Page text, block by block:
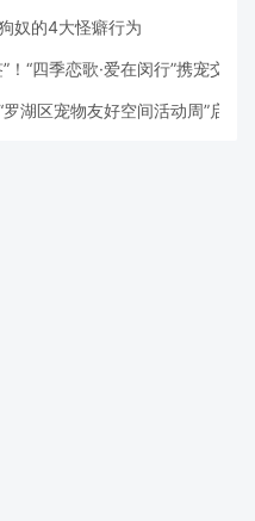
奴的4大怪癖行为
！“四季恋歌·爱在闵行”携宠交友
湖区宠物友好空间活动周”启动